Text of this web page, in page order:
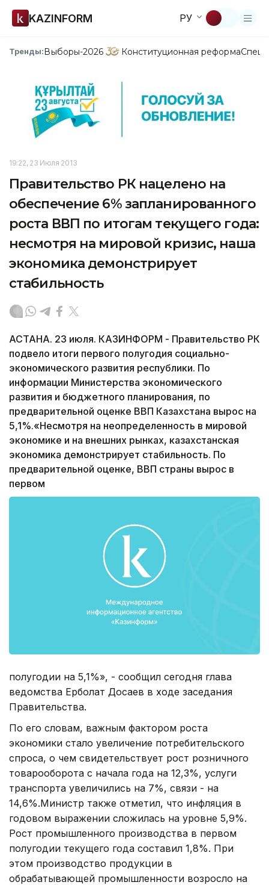
KAZINFORM РУ
Тренды:Выборы-2026 Конституционная реформа
19:22, 23 Июля 2013
Правительство РК нацелено на
обеспечение 6% запланированного
роста ВВП по итогам текущего года:
несмотря на мировой кризис, наша
экономика демонстрирует
стабильность
АСТАНА. 23 июля. КАЗИНФОРМ - Правительство РК
подвело итоги первого полугодия социально-
экономического развития республики. По
информации Министерства экономического
развития и бюджетного планирования, по
предварительной оценке ВВП Казахстана вырос на
5,1%.«Несмотря на неопределенность в мировой
экономике и на внешних рынках, казахстанская
экономика демонстрирует стабильность. По
предварительной оценке, ВВП страны вырос в
первом
полугодии на 5,1%», - сообщил сегодня глава
ведомства Ерболат Досаев в ходе заседания
Правительства.
По его словам, важным фактором роста
экономики стало увеличение потребительского
спроса, о чем свидетельствует рост розничного
товарооборота с начала года на 12,3%, услуги
транспорта увеличились на 7%, связи - на
14,6%.Министр также отметил, что инфляция в
годовом выражении сложилась на уровне 5,9%.
Рост промышленного производства в первом
полугодии текущего года составил 1,8%. При
этом производство продукции в
обрабатывающей промышленности возросло на